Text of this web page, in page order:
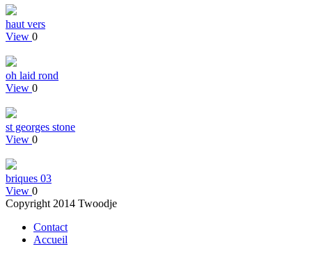
haut vers
View 0
oh laid rond
View 0
st georges stone
View 0
briques 03
View 0
Copyright 2014 Twoodje
Contact
Accueil